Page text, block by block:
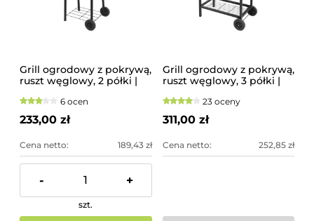
Grill ogrodowy z pokrywą,
ruszt węglowy, 2 półki |
6 ocen
233,00 zł
Cena netto: 189,43 zł
- +
szt.
Grill ogrodowy z pokrywą,
ruszt węglowy, 3 półki |
23 oceny
311,00 zł
Cena netto: 252,85 zł